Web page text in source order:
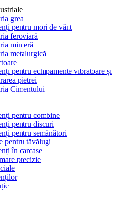
grea
pentru mori de vânt
feroviară
minieră
metalurgică
pentru echipamente vibratoare și
pietrei
Cimentului
pentru combine
pentru discuri
pentru semănători
pentru tăvălugi
în carcase
precizie